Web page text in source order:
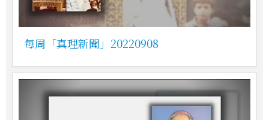
每周「真理新聞」20220908